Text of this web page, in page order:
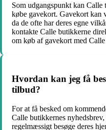
Som udgangspunkt kan
købe gavekort. Gavekort kan
da de ofte har deres egne
kontakte Calle butikkerne
om køb af gavekort med
Hvordan kan jeg få
tilbud?
For at få besked om
Calle butikkernes
regelmæssigt besøge deres